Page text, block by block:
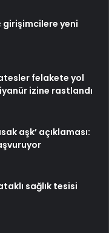
girişimcilere yeni
felakete yol
izine rastlandı
aşk’ açıklaması:
sağlık tesisi